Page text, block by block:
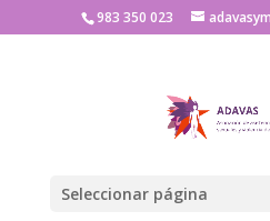
983 350 023
Seleccionar página